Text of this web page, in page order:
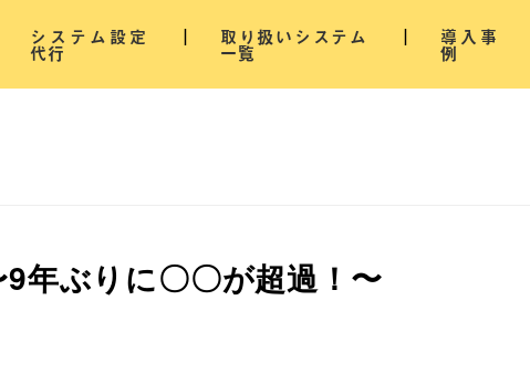
システム設定
代行
取り扱いシステム
一覧
導入事
例
9年ぶりに〇〇が超過！〜